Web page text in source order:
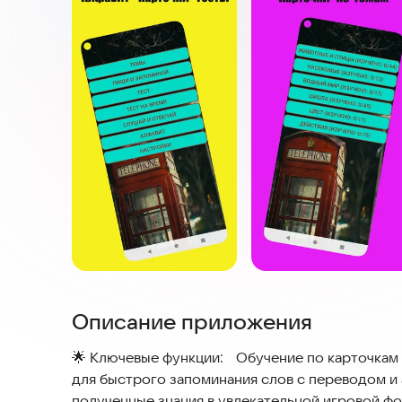
Описание приложения
🌟 Ключевые функции: Обучение по карточкам
для быстрого запоминания слов с переводом и ассоциациями.